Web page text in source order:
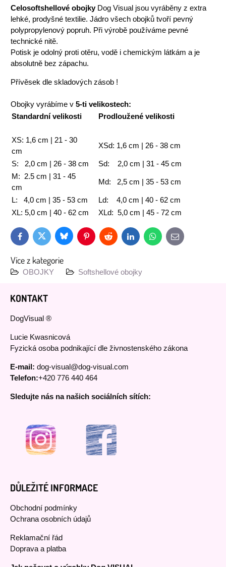
Celosoftshellové obojky Dog Visual jsou vyráběny z extra
lehké, prodyšné textilie. Jádro všech obojků tvoří pevný
polypropylenový popruh. Při výrobě používáme pevné
technické nitě.
Potisk je odolný proti otěru, vodě i chemickým látkám a je
absolutně bez zápachu.
Přívěsek dle skladových zásob !
Obojky vyrábíme v 5-ti velikostech:
Standardní velikosti
Prodloužené velikosti
XS: 1,6 cm | 21 - 30
cm
XSd: 1,6 cm | 26 - 38 cm
S: 2,0 cm | 26 - 38 cm
Sd: 2,0 cm | 31 - 45 cm
M: 2.5 cm | 31 - 45
cm
Md: 2,5 cm | 35 - 53 cm
L: 4,0 cm | 35 - 53 cm
Ld: 4,0 cm | 40 - 62 cm
XL: 5,0 cm | 40 - 62 cm
XLd: 5,0 cm | 45 - 72 cm
FacebookTwitter BlueskyPinterestReddit LinkedInWhatsApp
E-
mail
Více z kategorie
OBOJKY Softshellové obojky
KONTAKT
DogVisual ®
Lucie Kwasnicová
Fyzická osoba podnikající dle živnostenského zákona
E-mail: dog-visual@dog-visual.com
Telefon:+420 776 440 464
Sledujte nás na našich sociálních sítích:
DŮLEŽITÉ INFORMACE
Obchodní podmínky
Ochrana osobních údajů
Reklamační řád
Doprava a platba